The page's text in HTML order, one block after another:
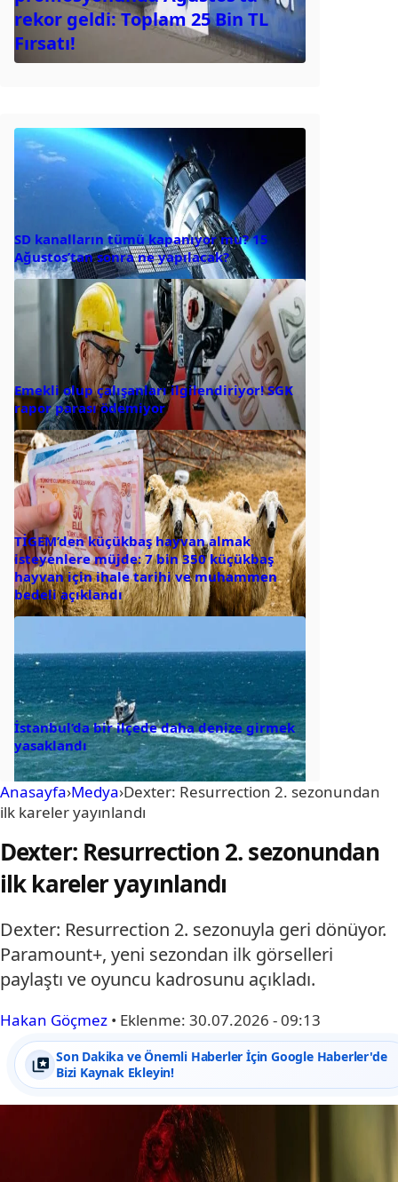
rekor geldi: Toplam 25 Bin TL
Fırsatı!
SD kanalların tümü kapanıyor mu? 15
Ağustos’tan sonra ne yapılacak?
Emekli olup çalışanları ilgilendiriyor! SGK
rapor parası ödemiyor
TİGEM’den küçükbaş hayvan almak
isteyenlere müjde: 7 bin 350 küçükbaş
hayvan için ihale tarihi ve muhammen
bedeli açıklandı
İstanbul’da bir ilçede daha denize girmek
yasaklandı
Anasayfa›Medya›Dexter: Resurrection 2. sezonundan
ilk kareler yayınlandı
Dexter: Resurrection 2. sezonundan
ilk kareler yayınlandı
Dexter: Resurrection 2. sezonuyla geri dönüyor.
Paramount+, yeni sezondan ilk görselleri
paylaştı ve oyuncu kadrosunu açıkladı.
Hakan Göçmez • Eklenme: 30.07.2026 - 09:13
Son Dakika ve Önemli Haberler İçin Google Haberler'de
Bizi Kaynak Ekleyin!